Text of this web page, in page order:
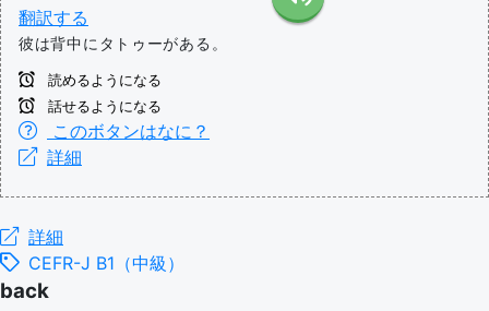
翻訳する
彼は背中にタトゥーがある。
読めるようになる
話せるようになる
このボタンはなに？
詳細
詳細
CEFR-J B1（中級）
back